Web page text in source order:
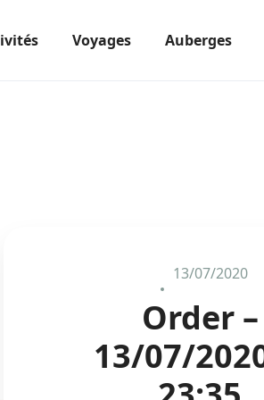
Voyages Auberges
13/07/2020
Order –
13/07/